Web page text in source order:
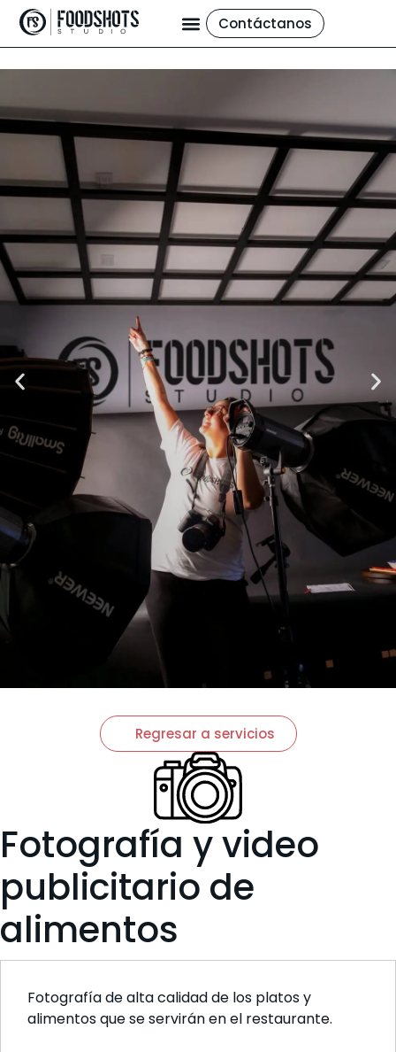
Contáctanos
Regresar a servicios
Fotografía y video
publicitario de
alimentos
Fotografía de alta calidad de los platos y
alimentos que se servirán en el restaurante.